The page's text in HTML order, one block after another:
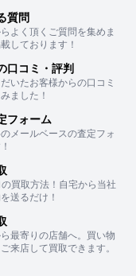
質問
よく頂くご質問を集めま
しております！
口コミ・評判
いたお客様からの口コミ
ました！
フォーム
メールベースの査定フォ
の買取方法！自宅から当社
送るだけ！
最寄りの店舗へ。買い物
来店して買取できます。